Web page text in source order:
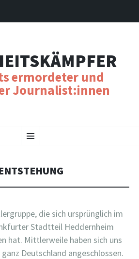
ermordeter und
Journalist:innen
Menu
TO
die sich ursprünglich im
Stadtteil Heddernheim
hat. Mittlerweile haben sich uns
Deutschland angeschlossen.